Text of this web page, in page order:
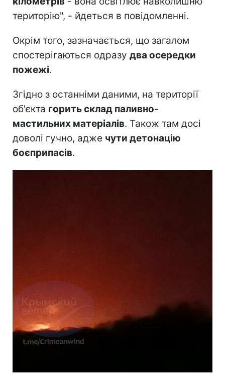
територію", - йдеться в повідомленні.
Окрім того, зазначається, що загалом
спостерігаються одразу два осередки
пожежі.
Згідно з останніми даними, на території
об'єкта горить склад паливно-
мастильних матеріалів. Також там досі
доволі гучно, адже чути детонацію
боєприпасів.